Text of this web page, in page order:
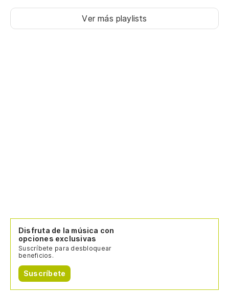
Ver más playlists
Disfruta de la música con
opciones exclusivas
Suscríbete para desbloquear
beneficios.
Suscríbete